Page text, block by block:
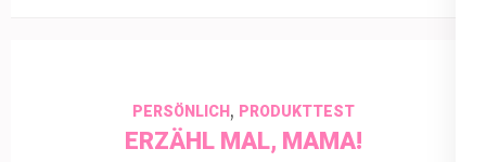
PERSÖNLICH, PRODUKTTEST
ERZÄHL MAL, MAMA!